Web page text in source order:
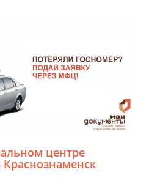
центре
Краснознаменск